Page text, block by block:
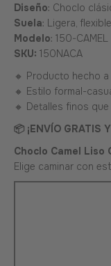
Diseño: Choclo
Suela: Ligera,
Modelo: 150-CAMEL
SKU: 150NACA
🔸 Producto hecho
🔸 Estilo formal-
🔸 Detalles finos
📦 ¡ENVÍO GRATIS
Choclo Camel
Elige caminar con